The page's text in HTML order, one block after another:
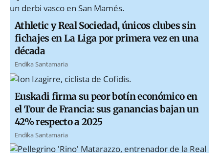
Athletic y Real Sociedad, únicos clubes sin
fichajes en La Liga por primera vez en una
década
Endika Santamaria
Euskadi firma su peor botín económico en
el Tour de Francia: sus ganancias bajan un
42% respecto a 2025
Endika Santamaria